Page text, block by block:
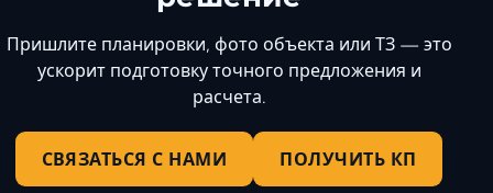
Пришлите планировки, фото объекта или ТЗ — это
ускорит подготовку точного предложения и
расчета.
СВЯЗАТЬСЯ С НАМИ ПОЛУЧИТЬ КП